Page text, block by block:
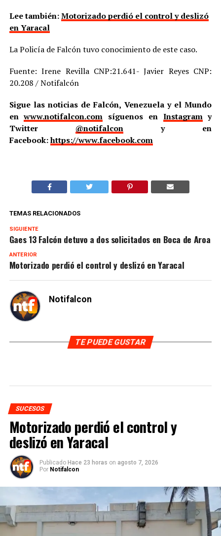
Lee también:Motorizado perdió el control y deslizó
en Yaracal
La Policía de Falcón tuvo conocimiento de este caso.
Fuente: Irene Revilla CNP:21.641- Javier Reyes CNP:
20.208 / Notifalcón
Sigue las noticias de Falcón, Venezuela y el Mundo
enwww.notifalcon.com síguenos en Instagramy
Twitter @notifalcony en
Facebook:https://www.facebook.com
TEMAS RELACIONADOS
SIGUIENTE
Gaes 13 Falcón detuvo a dos solicitados en Boca de Aroa
ANTERIOR
Motorizado perdió el control y deslizó en Yaracal
Notifalcon
TE PUEDE GUSTAR
SUCESOS
Motorizado perdió el control y
deslizó en Yaracal
Publicado Hace 23 horas on agosto 7, 2026
Por Notifalcon